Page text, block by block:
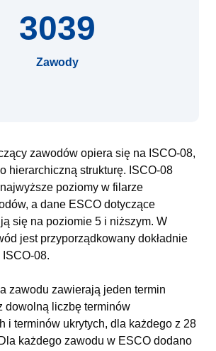
3039
Zawody
zawodów opiera się na ISCO-08,
hierarchiczną strukturę. ISCO-08
poziomy w filarze
a dane ESCO dotyczące
się na poziomie 5 i niższym. W
jest przyporządkowany dokładnie
08.
zawodu zawierają jeden termin
dowolną liczbę terminów
i terminów ukrytych, dla każdego z 28
każdego zawodu w ESCO dodano